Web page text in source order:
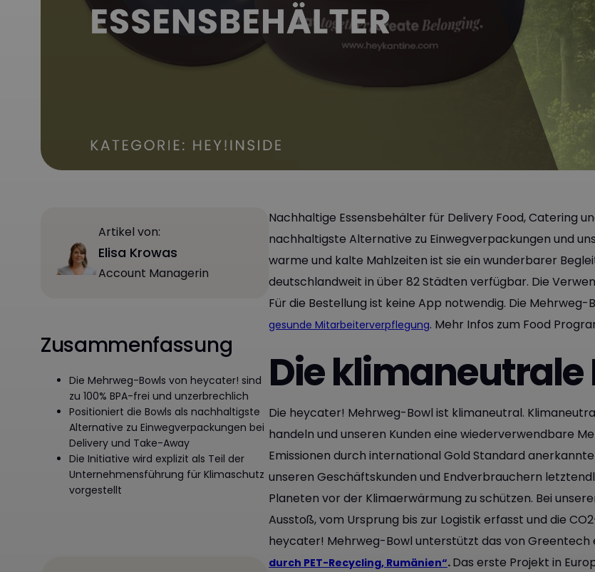
Artikel von:
Elisa Krowas
Account Managerin
Zusammenfassung
Die Mehrweg-Bowls von heycater! sind
zu 100% BPA-frei und unzerbrechlich
Positioniert die Bowls als nachhaltigste
Alternative zu Einwegverpackungen bei
Delivery und Take-Away
Die Initiative wird explizit als Teil der
Unternehmensführung für Klimaschutz
vorgestellt
Nachhaltige Essensbehälter für Delivery Food, Catering
nachhaltigste Alternative zu Einwegverpackungen und
warme und kalte Mahlzeiten ist sie ein wunderbarer
deutschlandweit in über 82 Städten verfügbar. Die
Für die Bestellung ist keine App notwendig. Die
gesunde Mitarbeiterverpflegung. Mehr Infos zum Food
Die
Die heycater! Mehrweg-Bowl ist klimaneutral.
handeln und unseren Kunden eine wiederverwendbare
Emissionen durch international Gold Standard
unseren Geschäftskunden und Endverbrauchern
Planeten vor der Klimaerwärmung zu schützen. Bei
Ausstoß, vom Ursprung bis zur Logistik erfasst und die
heycater! Mehrweg-Bowl unterstützt das von Greentech
durch PET-Recycling, Rumänien“.Das erste Projekt in